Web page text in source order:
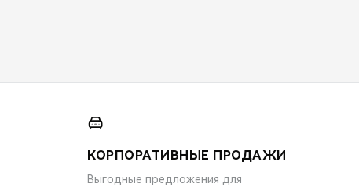
КОРПОРАТИВНЫЕ ПРОДАЖИ
Выгодные предложения для